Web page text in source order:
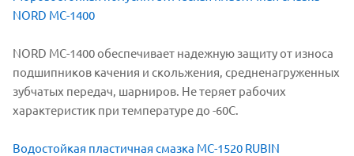
NORD МС-1400
NORD МС-1400 обеспечивает надежную защиту от износа
подшипников качения и скольжения, средненагруженных
зубчатых передач, шарниров. Не теряет рабочих
характеристик при температуре до -60С.
Водостойкая пластичная смазка МС-1520 RUBIN